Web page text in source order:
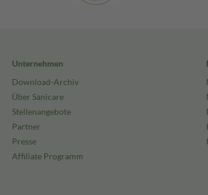
Unternehmen
Download-Archiv
Über Sanicare
Stellenangebote
Partner
Presse
Affiliate Programm